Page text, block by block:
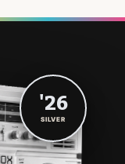
'26
SILVER